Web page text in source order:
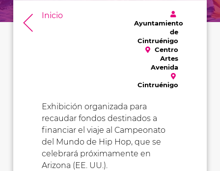
Inicio
Ayuntamiento
de
Cintruénigo
Centro
Artes
Avenida
Cintruénigo
Exhibición organizada para
recaudar fondos destinados a
financiar el viaje al Campeonato
del Mundo de Hip Hop, que se
celebrará próximamente en
Arizona (EE. UU.).